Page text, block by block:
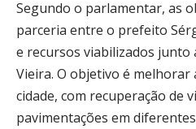
Segundo o parlamentar, as
parceria entre o prefeito
e recursos viabilizados junto
Vieira. O objetivo é
cidade, com recuperação de
pavimentações em